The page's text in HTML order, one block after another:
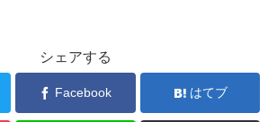
シェアする
Facebook はてブ